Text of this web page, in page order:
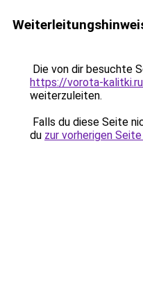
Die von dir besuchte
https://vorota-
weiterzuleiten.
Falls du diese Seite
du zur vorherigen